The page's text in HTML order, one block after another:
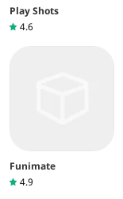
Play Shots
4.6
Funimate
4.9